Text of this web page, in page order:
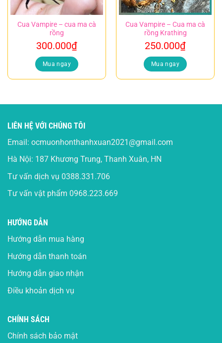
Cua Vampire – cua ma cà
rồng
300.000₫
Mua ngay
Cua Vampire – Cua ma cà
rồng Krathing
250.000₫
Mua ngay
LIÊN HỆ VỚI CHÚNG TÔI
Email: ocmuonhonthanhxuan2021@gmail.com
Hà Nội: 187 Khương Trung, Thanh Xuân, HN
Tư vấn dịch vụ 0388.331.706
Tư vấn vật phẩm 0968.223.669
HƯỚNG DẪN
Hướng dẫn mua hàng
Hướng dẫn thanh toán
Hướng dẫn giao nhận
Điều khoản dịch vụ
CHÍNH SÁCH
Chính sách bảo mật